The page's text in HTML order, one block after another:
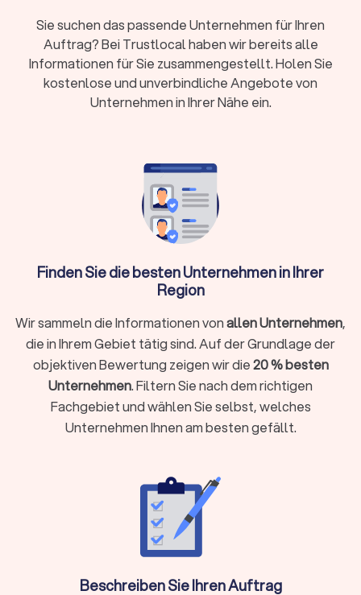
Kernleistungen eines Dachdeckers
Dacheindeckung und Neueindeckung:Von traditionellen
Ziegeldächern bis zu modernen Flachdächern
Dachreparatur: Schnelle Hilfe bei Sturmschäden und
Kompletterneuerung
aktuellen Standards
Dachrinnen-Arbeiten:Installation und Wartung von
Entwässerungssystemen
Abdichtung und Reparatur
Dachfenster-Installation:
Lichtlösungen für
Dachgeschosse
Spezialisierte Dachdecker-Services
Spezialisierte Betriebe bieten zusätzliche Services:
Dachklempner übernehmen Metallarbeiten, Flachdach-
Firmen kümmern sich um Abdichtungen mit Bitumen oder
Kunststoffen wie EPDM, während Reetdachdecker für
historische Gebäude unersetzlich sind.
Was kostet ein Dachdecker in Bad Kissingen?
variieren je nach Projektumfang und
Günstige Dachdecker bieten
während spezialisierte Dachdeckerfirmen bis zu 80 € pro
Stunde berechnen können.
Sie suchen das passende Unternehmen für Ihren
Auftrag? Bei Trustlocal haben wir bereits alle
Informationen für Sie zusammengestellt. Holen Sie
kostenlose und unverbindliche Angebote von
Unternehmen in Ihrer Nähe ein.
Finden Sie die besten Unternehmen in Ihrer
Region
Wir sammeln die Informationen vonallen Unternehmen,
die in Ihrem Gebiet tätig sind. Auf der Grundlage der
objektiven Bewertung zeigen wir die20 % besten
Unternehmen. Filtern Sie nach dem richtigen
Fachgebiet und wählen Sie selbst, welches
Unternehmen Ihnen am besten gefällt.
Beschreiben Sie Ihren Auftrag